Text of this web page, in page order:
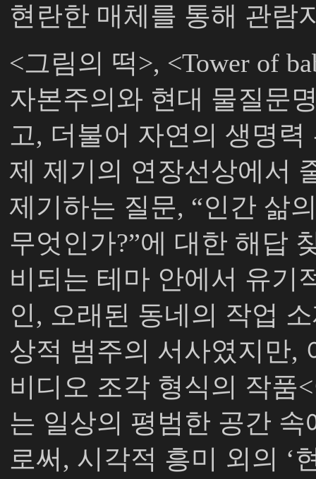
현란한 매체를 통해 관람
<그림의 떡>, <Tower of
자본주의와 현대 물질문
고, 더불어 자연의 생명
제 제기의 연장선상에서
제기하는 질문, “인간 삶
무엇인가?”에 대한 해답
비되는 테마 안에서 유기
인, 오래된 동네의 작업
상적 범주의 서사였지만,
비디오 조각 형식의 작품<
는 일상의 평범한 공간
로써 , 시각적 흥미 외의 ‘